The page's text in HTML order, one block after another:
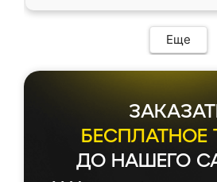
Еще
БЕСПЛАТНОЕ
ДО НАШЕГО